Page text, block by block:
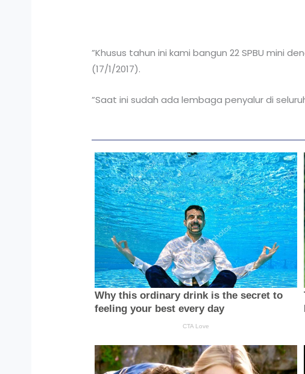
”Khusus tahun ini kami bangun 22 SPBU mini
(17/1/2017).
”Saat ini sudah ada lembaga penyalur di